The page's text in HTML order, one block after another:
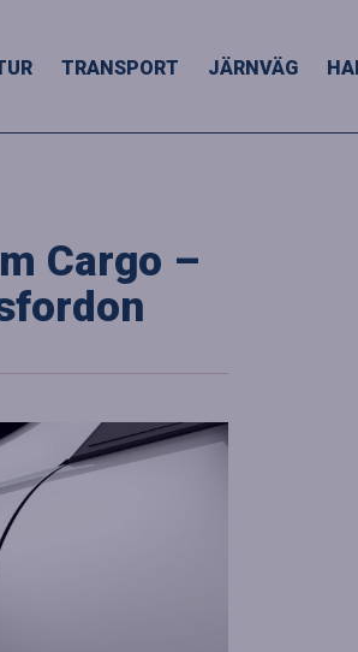
TRANSPORT JÄRNVÄG
Cargo –